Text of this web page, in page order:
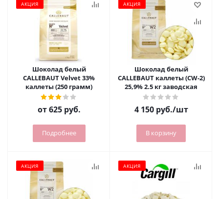
АКЦИЯ
Шоколад белый
CALLEBAUT Velvet 33%
каллеты (250 грамм)
от625 руб.
Подробнее
АКЦИЯ
Шоколад белый
CALLEBAUT каллеты (CW-2)
25,9% 2.5 кг заводская
4 150руб./шт
В корзину
АКЦИЯ АКЦИЯ